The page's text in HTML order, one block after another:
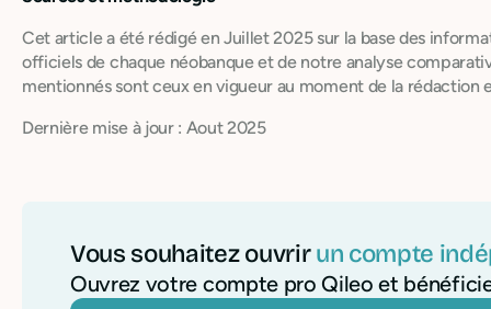
Cet article a été rédigé en Juillet 2025 sur la base des
officiels de chaque néobanque et de notre analyse
mentionnés sont ceux en vigueur au moment de la rédaction
Dernière mise à jour : Aout 2025
Vous souhaitez ouvrirun compte
Ouvrez votre compte pro Qileo et